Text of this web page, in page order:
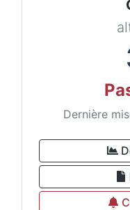
Dernière